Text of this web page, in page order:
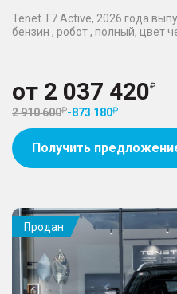
Tenet T7 Active, 2026 года
бензин , робот , полный, цвет
от 2 037 420
2 910 600 -873 180
Получить
Продан